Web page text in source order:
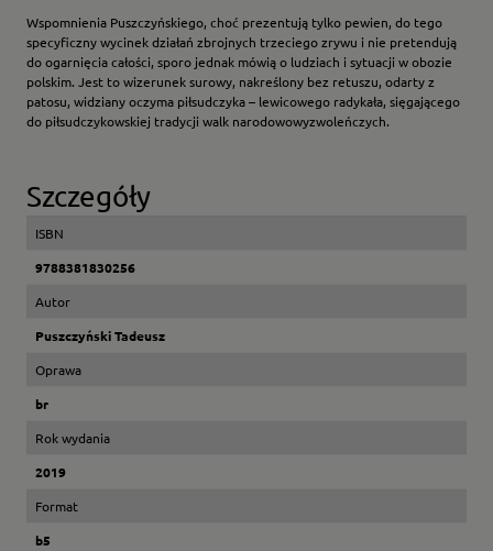
Wspomnienia Puszczyńskiego, choć prezentują tylko pewien, do tego
specyficzny wycinek działań zbrojnych trzeciego zrywu i nie pretendują
do ogarnięcia całości, sporo jednak mówią o ludziach i sytuacji w obozie
polskim. Jest to wizerunek surowy, nakreślony bez retuszu, odarty z
patosu, widziany oczyma piłsudczyka – lewicowego radykała, sięgającego
do piłsudczykowskiej tradycji walk narodowowyzwoleńczych.
Szczegóły
ISBN
9788381830256
Autor
Puszczyński Tadeusz
Oprawa
br
Rok wydania
2019
Format
b5